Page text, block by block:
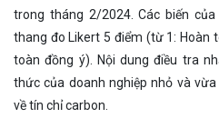
trong tháng 2/2024. Các biến
thang đo Likert 5 điểm (từ 1: Hoàn
toàn đồng ý). Nội dung điều tra
thức của doanh nghiệp nhỏ và
về tín chỉ carbon.